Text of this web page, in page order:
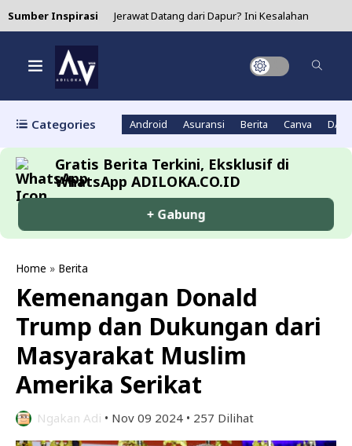
Sumber Inspirasi Jerawat Datang dari Dapur? Ini Kesalahan
4 Manfaat Air Jeruk Nipis yang Bikin Wanita
Super Hebat untuk Kesehatanmu!
Minum Matcha Setiap Hari? Ini 5 Alasan Kenapa
Kamu Harus Coba!
Sering Diremehkan tapi Ampuh Banget!
Categories Android Asuransi Berita Canva
Gratis Berita Terkini, Eksklusif di
WhatsApp ADILOKA.CO.ID
+ Gabung
Home » Berita
Kemenangan Donald
Trump dan Dukungan dari
Masyarakat Muslim
Amerika Serikat
Ngakan Adi • Nov 09 2024 • 257 Dilihat